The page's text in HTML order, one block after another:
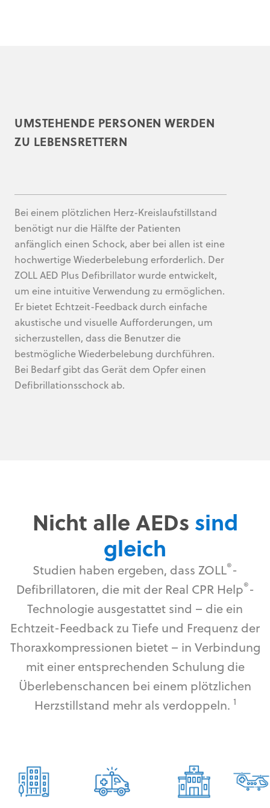
UMSTEHENDE PERSONEN WERDEN
ZU LEBENSRETTERN
Bei einem plötzlichen Herz-Kreislaufstillstand
benötigt nur die Hälfte der Patienten
anfänglich einen Schock, aber bei allen ist eine
hochwertige Wiederbelebung erforderlich. Der
ZOLL AED Plus Defibrillator wurde entwickelt,
um eine intuitive Verwendung zu ermöglichen.
Er bietet Echtzeit-Feedback durch einfache
akustische und visuelle Aufforderungen, um
sicherzustellen, dass die Benutzer die
bestmögliche Wiederbelebung durchführen.
Bei Bedarf gibt das Gerät dem Opfer einen
Defibrillationsschock ab.
Nicht alle AEDs sind
gleich
Studien haben ergeben, dass ZOLL®-
Defibrillatoren, die mit der Real CPR Help®-
Technologie ausgestattet sind – die ein
Echtzeit-Feedback zu Tiefe und Frequenz der
Thoraxkompressionen bietet – in Verbindung
mit einer entsprechenden Schulung die
Überlebenschancen bei einem plötzlichen
Herzstillstand mehr als verdoppeln. 1